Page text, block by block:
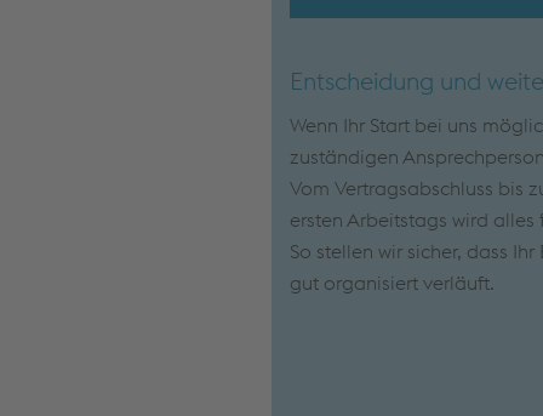
Entscheidung und
Wenn Ihr Start bei uns
zuständigen
Vom Vertragsabschluss bis
ersten Arbeitstags wird
So stellen wir sicher, dass
gut organisiert verläuft.